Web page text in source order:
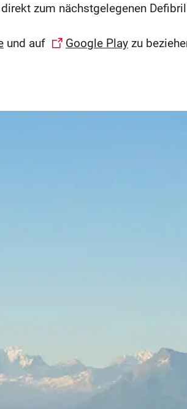
zum nächstgelegenen
und auf Google Play zu